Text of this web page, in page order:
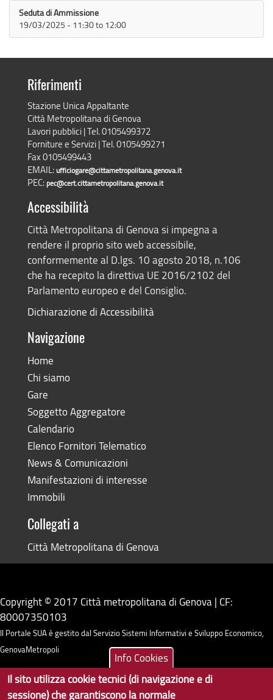
Seduta di Ammissione
19/03/2025 - 11:30to 12:00
Riferimenti
Stazione Unica Appaltante
Città Metropolitana di Genova
Lavori pubblici | Tel. 0105499372
Forniture e Servizi | Tel. 0105499271
Fax 0105499443
EMAIL:ufficiogare@cittametropolitana.genova.it
PEC:pec@cert.cittametropolitana.genova.it
Accessibilità
Città Metropolitana di Genova si impegna a
rendere il proprio sito web accessibile,
conformemente al D.lgs. 10 agosto 2018, n.106
che ha recepito la direttiva UE 2016/2102 del
Parlamento europeo e del Consiglio.
Dichiarazione di Accessibilità
Navigazione
Home
Chi siamo
Gare
Soggetto Aggregatore
Calendario
Elenco Fornitori Telematico
News & Comunicazioni
Manifestazioni di interesse
Immobili
Collegati a
Città Metropolitana di Genova
Copyright © 2017 Città metropolitana di Genova | CF:
80007350103
Il Portale SUA è gestito dal Servizio Sistemi Informativi e Sviluppo Economico,
GenovaMetropoli
Tecnologie e Accessibilità
Info Cookies
Il sito utilizza cookie tecnici (di navigazione e di
sessione) che garantiscono la normale